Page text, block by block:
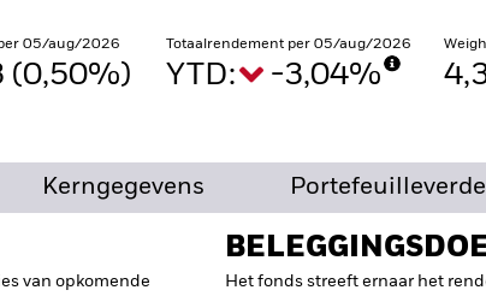
05/aug/2026
(0,50%)
Totaalrendement per 05/aug/2026
YTD: -3,04%
Kerngegevens
van opkomende
Het fonds streeft ernaar het